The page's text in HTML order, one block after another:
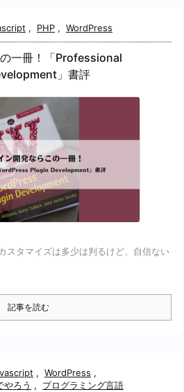
, PHP , WordPress
一冊！「Professional
」書評
スタマイズは多少は判るけど、自信ない
記事を読む
, WordPress ,
ろう , プログラミング言語